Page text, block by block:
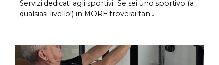
Servizi dedicati agli sportivi Se sei uno sportivo (a
qualsiasi livello!) in MORE troverai tan...